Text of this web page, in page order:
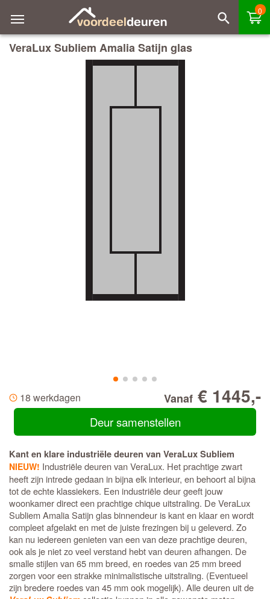
0
VeraLux Subliem Amalia Satijn glas
18 werkdagen Vanaf € 1445,-
Deur samenstellen
Kant en klare industriële deuren van VeraLux Subliem
NIEUW! Industriële deuren van VeraLux. Het prachtige zwart
heeft zijn intrede gedaan in bijna elk interieur, en behoort al bijna
tot de echte klassiekers. Een industriële deur geeft jouw
woonkamer direct een prachtige chique uitstraling. De VeraLux
Subliem Amalia Satijn glas binnendeur is kant en klaar en wordt
compleet afgelakt en met de juiste frezingen bij u geleverd. Zo
kan nu iedereen genieten van een van deze prachtige deuren,
ook als je niet zo veel verstand hebt van deuren afhangen. De
smalle stijlen van 65 mm breed, en roedes van 25 mm breed
zorgen voor een strakke minimalistische uitstraling. (Eventueel
zijn bredere roedes van 45 mm ook mogelijk). Alle deuren uit de